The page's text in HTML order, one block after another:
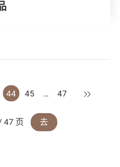
44 45 … 47 下一页
47 页 去